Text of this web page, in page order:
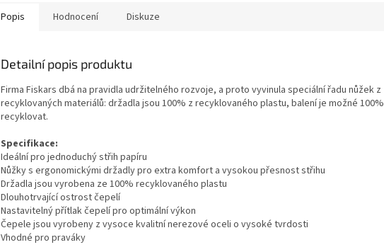
Popis Hodnocení Diskuze
Detailní popis produktu
Firma Fiskars dbá na pravidla udržitelného rozvoje, a proto vyvinula speciální řadu nůžek z
recyklovaných materiálů: držadla jsou 100% z recyklovaného plastu, balení je možné 100%
recyklovat.
Specifikace:
Ideální pro jednoduchý střih papíru
Nůžky s ergonomickými držadly pro extra komfort a vysokou přesnost střihu
Držadla jsou vyrobena ze 100% recyklovaného plastu
Dlouhotrvající ostrost čepelí
Nastavitelný přítlak čepelí pro optimální výkon
Čepele jsou vyrobeny z vysoce kvalitní nerezové oceli o vysoké tvrdosti
Vhodné pro praváky